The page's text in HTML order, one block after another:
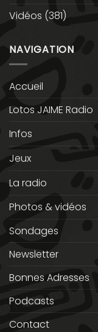
Vidéos (381)
NAVIGATION
Accueil
Lotos JAIME Radio
Infos
Jeux
La radio
Photos & vidéos
Sondages
Newsletter
Bonnes Adresses
Podcasts
Contact